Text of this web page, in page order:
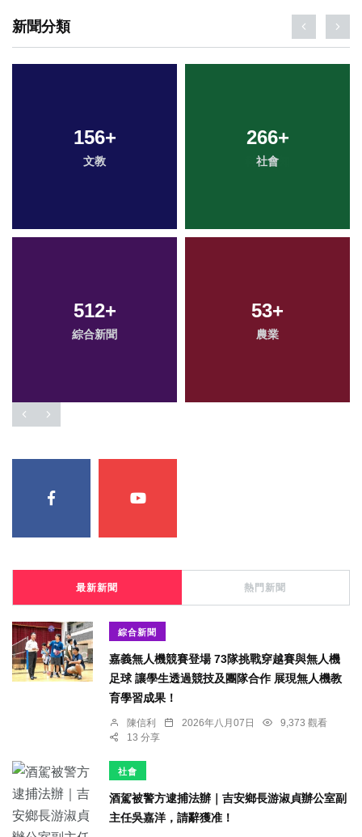
新聞分類
156+
文教
266+
社會
512+
綜合新聞
53+
農業
最新新聞 熱門新聞
綜合新聞
嘉義無人機競賽登場 73隊挑戰穿越賽與無人機
足球 讓學生透過競技及團隊合作 展現無人機教
育學習成果！
陳信利 2026年八月07日
9,373 觀看
13 分享
社會
酒駕被警方逮捕法辦｜吉安鄉長游淑貞辦公室副
主任吳嘉洋，請辭獲准！